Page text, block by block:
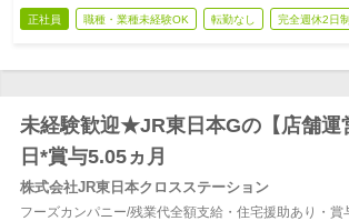
正社員 職種・業種未経験OK 転勤なし 完全週休2日制
未経験歓迎★JR東日本Gの【店舗運
日*賞与5.05ヵ月
株式会社JR東日本クロスステーション
フーズカンパニー/残業代全額支給・住宅援助あり・賞